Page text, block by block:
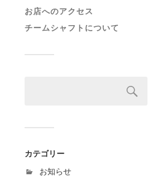
お店へのアクセス
チームシャフトについて
カテゴリー
お知らせ